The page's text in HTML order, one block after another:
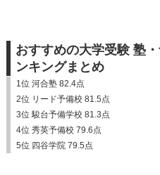
おすすめの大学受験 塾
ンキングまとめ
1位 河合塾 82.4点
2位 リード予備校 81.5点
3位 駿台予備学校 81.3点
4位 秀英予備校 79.6点
5位 四谷学院 79.5点